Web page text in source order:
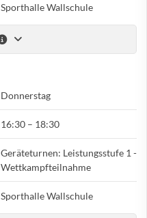
Sporthalle Wallschule
Donnerstag
16:30 – 18:30
Geräteturnen: Leistungsstufe 1 -
Wettkampfteilnahme
Sporthalle Wallschule